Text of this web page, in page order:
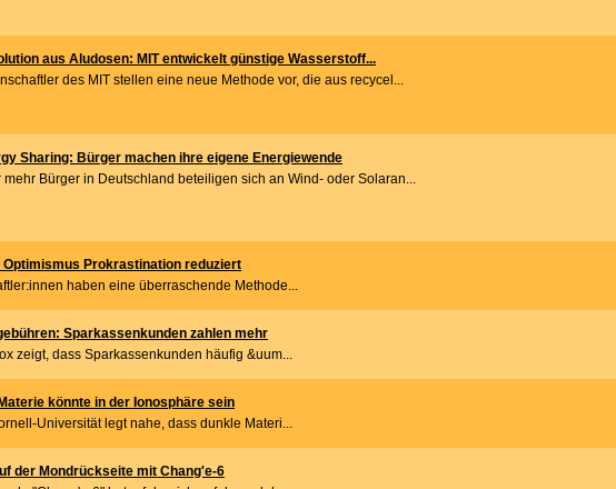
aus Aludosen: MIT entwickelt günstige Wasserstoff...
des MIT stellen eine neue Methode vor, die aus recycel...
Sharing: Bürger machen ihre eigene Energiewende
mehr Bürger in Deutschland beteiligen sich an Wind- oder Solaran...
Optimismus Prokrastination reduziert
haben eine überraschende Methode...
Sparkassenkunden zahlen mehr
zeigt, dass Sparkassenkunden häufig &uum...
könnte in der Ionosphäre sein
Universität legt nahe, dass dunkle Materi...
der Mondrückseite mit Chang'e-6